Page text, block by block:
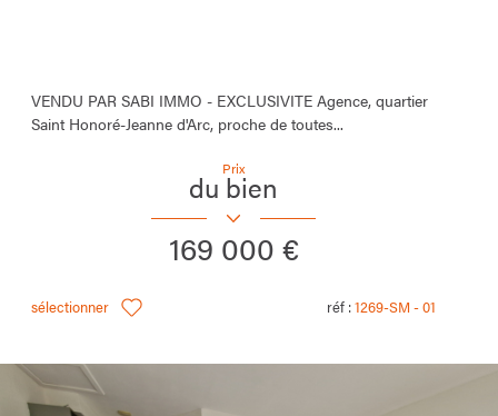
VENDU PAR SABI IMMO - EXCLUSIVITE Agence, quartier
Saint Honoré-Jeanne d'Arc, proche de toutes...
Prix
du bien
169 000 €
sélectionner réf :1269-SM - 01